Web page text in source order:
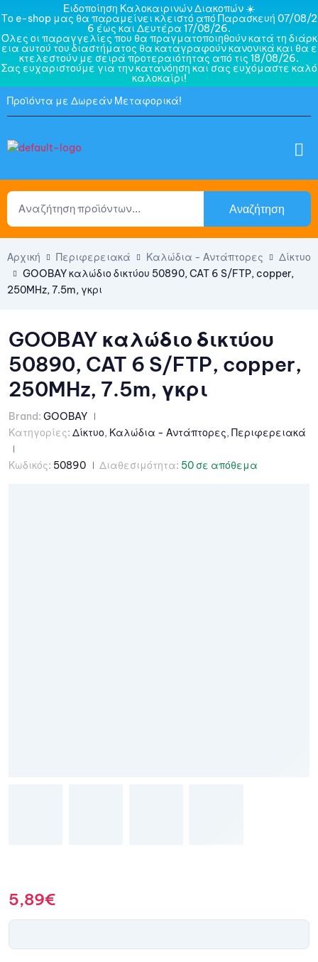
Ειδοποίηση Καλοκαιρινών Διακοπών ☀️
Το e-shop μας θα παραμείνει κλειστό από Παρασκευή 07/08/2
6 έως και Δευτέρα 17/08/26.
Όλες οι παραγγελίες που θα πραγματοποιηθούν κατά τη διάρκ
εια αυτού του διαστήματος θα καταγραφούν κανονικά και θα ε
κτελεστούν με σειρά προτεραιότητας από τις 18/08/26.
Σας ευχαριστούμε για την κατανόηση και σας ευχόμαστε καλό
καλοκαίρι!
Προϊόντα με Δωρεάν Μεταφορικά!
Αναζήτηση
Αρχική Περιφερειακά Καλώδια - Αντάπτορες
Δίκτυο
GOOBAY καλώδιο δικτύου 50890, CAT 6 S/FTP, copper,
250MHz, 7.5m, γκρι
GOOBAY καλώδιο δικτύου
50890, CAT 6 S/FTP, copper,
250MHz, 7.5m, γκρι
Brand: GOOBAY
Κατηγορίες: Δίκτυο, Καλώδια - Αντάπτορες, Περιφερειακά
Κωδικός: 50890 Διαθεσιμότητα: 50 σε απόθεμα
5,89€